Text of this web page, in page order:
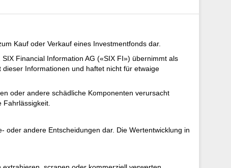
Kauf oder Verkauf eines Investmentfonds dar.
Financial Information AG («SIX FI») übernimmt als
Informationen und haftet nicht für etwaige
oder andere schädliche Komponenten verursacht
oder andere Entscheidungen dar. Die Wertentwicklung in